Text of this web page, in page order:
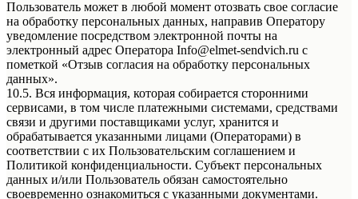
Пользователь может в любой момент отозвать свое согласие
на обработку персональных данных, направив Оператору
уведомление посредством электронной почты на
электронный адрес Оператора Info@elmet-sendvich.ru с
пометкой «Отзыв согласия на обработку персональных
данных».
10.5. Вся информация, которая собирается сторонними
сервисами, в том числе платежными системами, средствами
связи и другими поставщиками услуг, хранится и
обрабатывается указанными лицами (Операторами) в
соответствии с их Пользовательским соглашением и
Политикой конфиденциальности. Субъект персональных
данных и/или Пользователь обязан самостоятельно
своевременно ознакомиться с указанными документами.